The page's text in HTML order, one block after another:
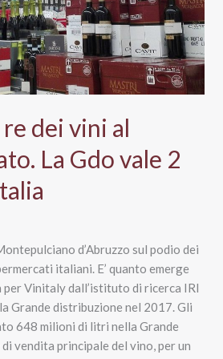
dei vini al
La Gdo vale 2
d’Abruzzo sul podio dei
italiani. E’ quanto emerge
Vinitaly dall’istituto di ricerca IRI
Grande distribuzione nel 2017. Gli
648 milioni di litri nella Grande
vendita principale del vino, per un